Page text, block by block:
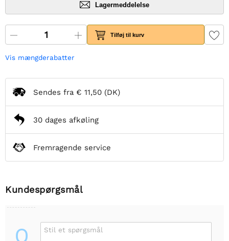
Lagermeddelelse
Tilføj til kurv
Vis mængderabatter
Sendes fra € 11,50 (DK)
30 dages afkøling
Fremragende service
Kundespørgsmål
Stil et spørgsmål